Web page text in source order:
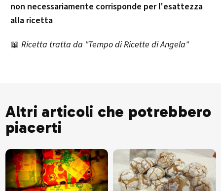
non necessariamente corrisponde per l'esattezza
alla ricetta
📖 Ricetta tratta da "Tempo di Ricette di Angela"
Altri articoli che potrebbero
piacerti